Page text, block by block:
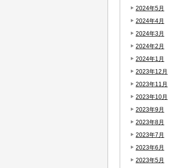
2024年5月
2024年4月
2024年3月
2024年2月
2024年1月
2023年12月
2023年11月
2023年10月
2023年9月
2023年8月
2023年7月
2023年6月
2023年5月